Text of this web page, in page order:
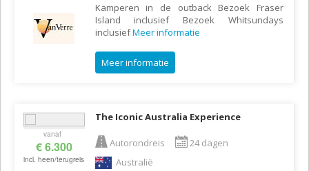
Kamperen in de outback Bezoek Fraser
Island inclusief Bezoek Whitsundays
inclusiefMeer informatie
Meer informatie
vanaf
€ 6.300
incl. heen/terugreis
The Iconic Australia Experience
Autorondreis
24 dagen
Australië